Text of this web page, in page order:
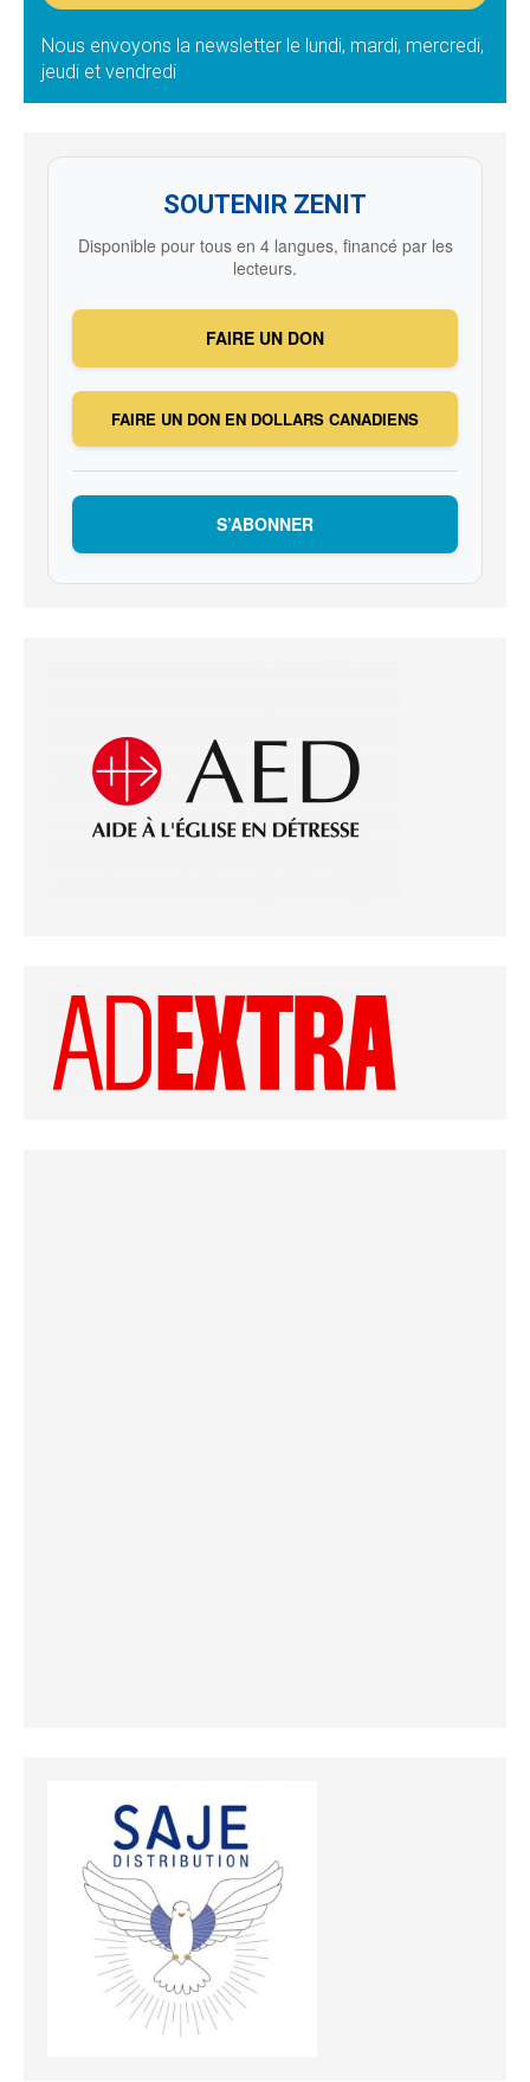
Nous envoyons la newsletter le lundi, mardi, mercredi,
jeudi et vendredi
SOUTENIR ZENIT
Disponible pour tous en 4 langues, financé par les
lecteurs.
FAIRE UN DON
FAIRE UN DON EN DOLLARS CANADIENS
S’ABONNER